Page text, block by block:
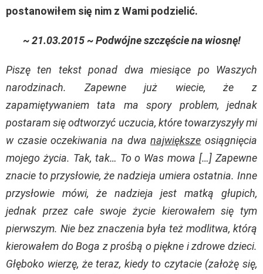
postanowiłem się nim z Wami podzielić.
~ 21.03.2015 ~ Podwójne szczęście na wiosnę!
Piszę ten tekst ponad dwa miesiące po Waszych
narodzinach. Zapewne już wiecie, że z
zapamiętywaniem tata ma spory problem, jednak
postaram się odtworzyć uczucia, które towarzyszyły mi
w czasie oczekiwania na dwanajwiększe osiągnięcia
mojego życia. Tak, tak… To o Was mowa […] Zapewne
znacie to przysłowie, że nadzieja umiera ostatnia. Inne
przysłowie mówi, że nadzieja jest matką głupich,
jednak przez całe swoje życie kierowałem się tym
pierwszym. Nie bez znaczenia była też modlitwa, którą
kierowałem do Boga z prośbą o piękne i zdrowe dzieci.
Głęboko wierzę, że teraz, kiedy to czytacie (założę się,